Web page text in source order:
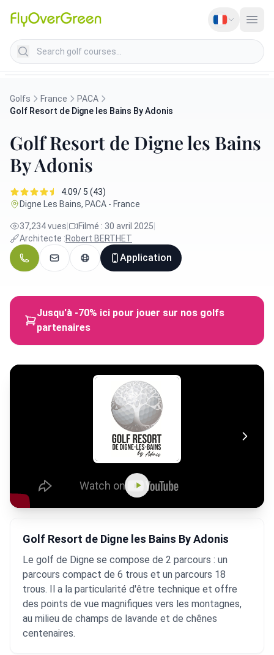
Search golf courses
Golfs France
PACA
Golf Resort de Digne les Bains By Adonis
Golf Resort de Digne les Bains
By Adonis
4.09/ 5 (43)
Digne Les Bains, PACA - France
37,234 vues Filmé : 30 avril 2025
Architecte :Robert BERTHET
Application
Jusqu'à -70% ici pour jouer sur nos golfs
partenaires
Golf Resort de Digne les Bains By Adonis
Le golf de Digne se compose de 2 parcours : un
parcours compact de 6 trous et un parcours 18
trous. Il a la particularité d'être technique et offre
des points de vue magnifiques vers les montagnes,
au milieu de champs de lavande et de chênes
centenaires.